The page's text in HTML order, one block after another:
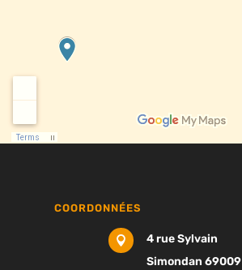
COORDONNÉES

4 rue Sylvain
Simondan 69009